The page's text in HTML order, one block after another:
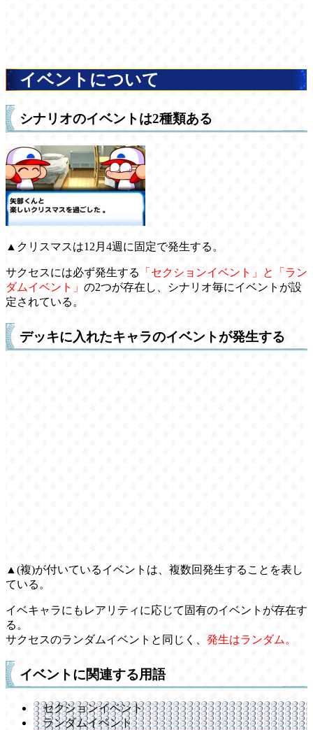
イベントについて
シナリオのイベントは2種類ある
▲クリスマスは12月4週に固定で発生する。
サクセスには必ず発生する
「セクションイベント」と「ラン
ダムイベント」 の2つが存在し、シナリオ毎にイベントが設
定されている。
デッキに入れたキャラのイベントが発生する
▲(複)が付いているイベントは、複数回発生することを表し
ている。
イベキャラにもレアリティに応じて固有のイベントが存在す
る。
サクセスのランダムイベントと同じく、 発生はランダム。
イベントに関連する用語
セクションイベント
ランダムイベント